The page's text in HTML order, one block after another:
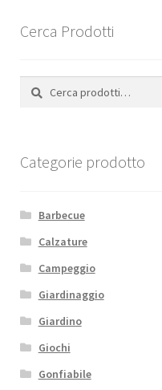
Cerca Prodotti
Cerca:
Cerca
Categorie prodotto
Barbecue
Calzature
Campeggio
Giardinaggio
Giardino
Giochi
Gonfiabile